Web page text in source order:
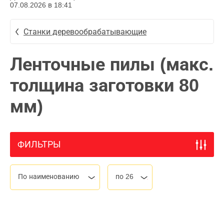
07.08.2026 в 18:41
Станки деревообрабатывающие
Ленточные пилы (макс.
толщина заготовки 80
мм)
ФИЛЬТРЫ
По наименованию по 26